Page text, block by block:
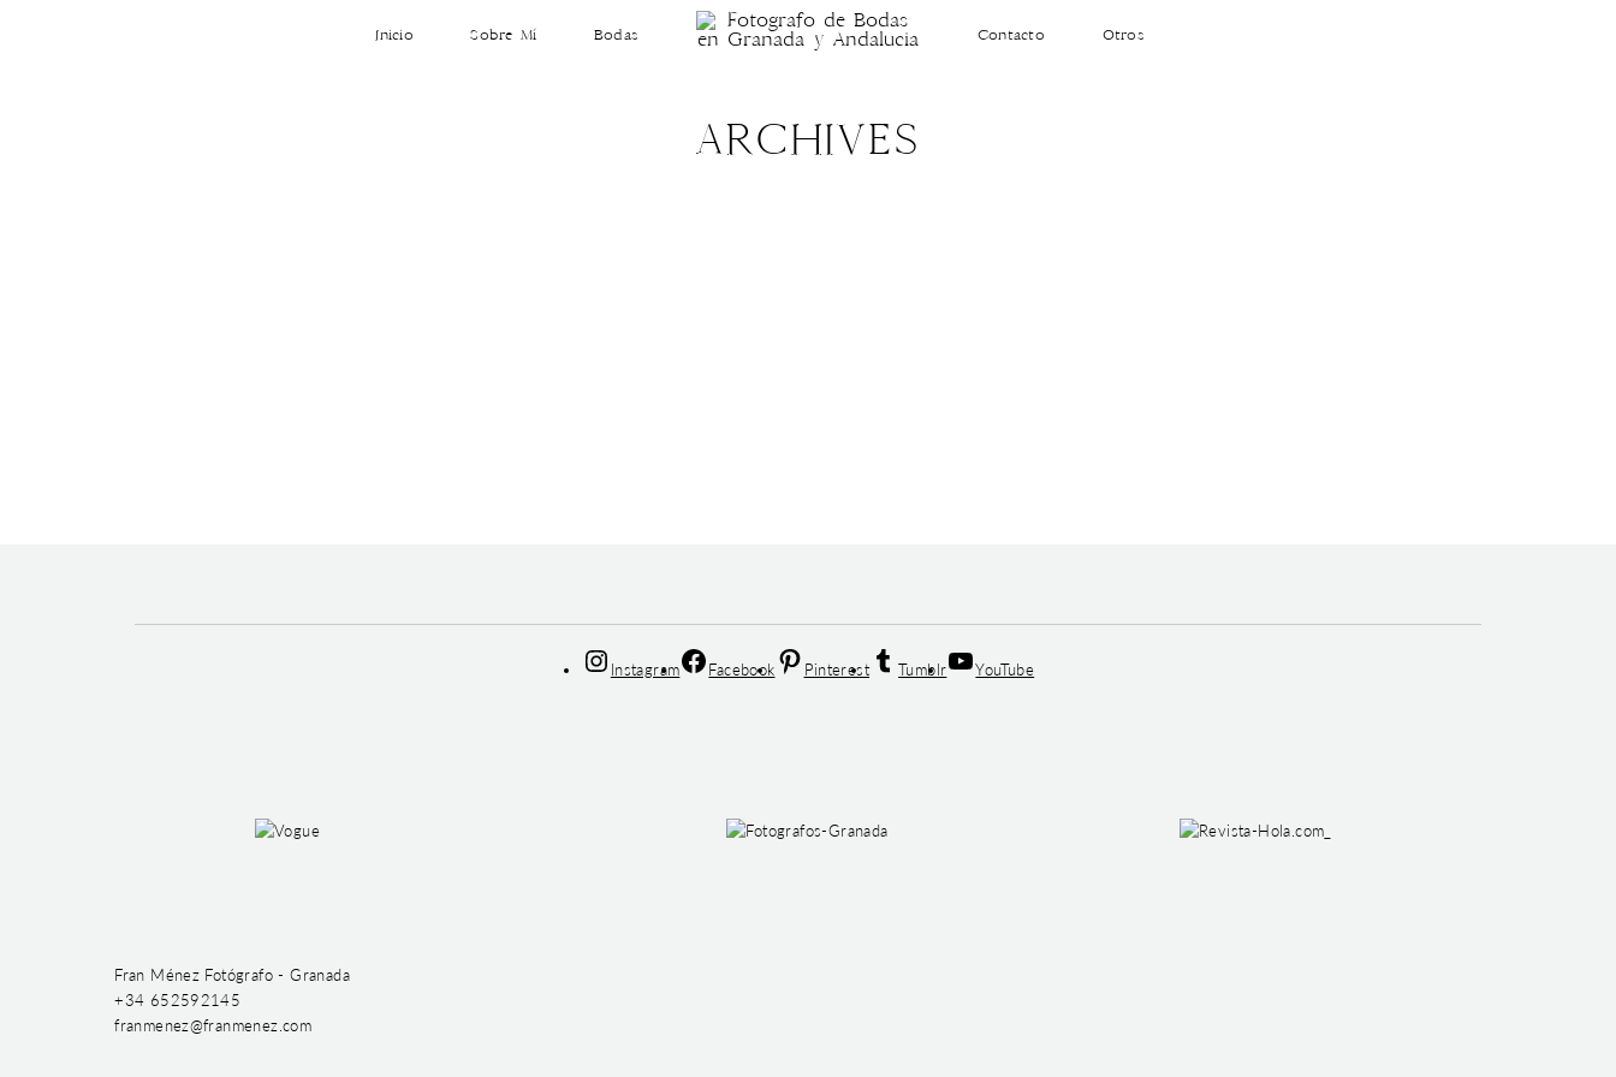
Inicio Sobre Mí Bodas Contacto Otros
ARCHIVES
Instagram Facebook Pinterest Tumblr YouTube
Fran Ménez Fotógrafo - Granada
+34 652592145
franmenez@franmenez.com